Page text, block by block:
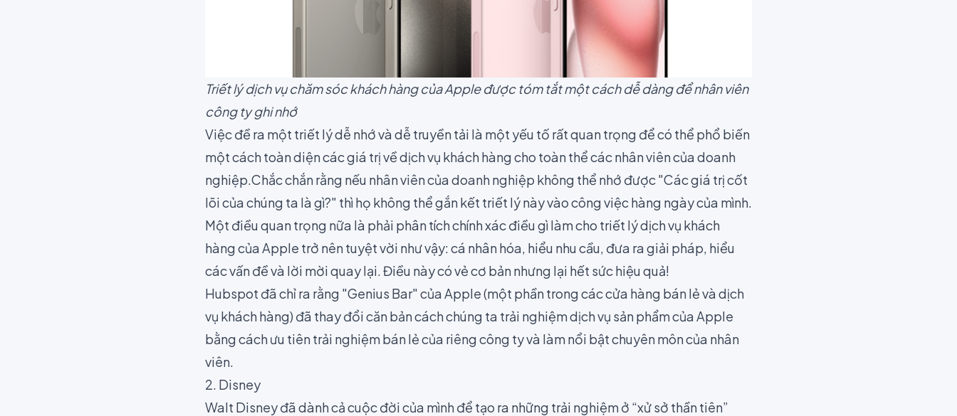
Triết lý dịch vụ chăm sóc khách hàng của Apple được tóm tắt một cách dễ dàng để nhân viên
công ty ghi nhớ
Việc đề ra một triết lý dễ nhớ và dễ truyền tải là một yếu tố rất quan trọng để có thể phổ biến
một cách toàn diện các giá trị về dịch vụ khách hàng cho toàn thể các nhân viên của doanh
nghiệp.Chắc chắn rằng nếu nhân viên của doanh nghiệp không thể nhớ được "Các giá trị cốt
lõi của chúng ta là gì?" thì họ không thể gắn kết triết lý này vào công việc hàng ngày của mình.
Một điều quan trọng nữa là phải phân tích chính xác điều gì làm cho triết lý dịch vụ khách
hàng của Apple trở nên tuyệt vời như vậy: cá nhân hóa, hiểu nhu cầu, đưa ra giải pháp, hiểu
các vấn đề và lời mời quay lại. Điều này có vẻ cơ bản nhưng lại hết sức hiệu quả!
Hubspot đã chỉ ra rằng "Genius Bar" của Apple (một phần trong các cửa hàng bán lẻ và dịch
vụ khách hàng) đã thay đổi căn bản cách chúng ta trải nghiệm dịch vụ sản phẩm của Apple
bằng cách ưu tiên trải nghiệm bán lẻ của riêng công ty và làm nổi bật chuyên môn của nhân
viên.
2. Disney
Walt Disney đã dành cả cuộc đời của mình để tạo ra những trải nghiệm ở “xử sở thần tiên”